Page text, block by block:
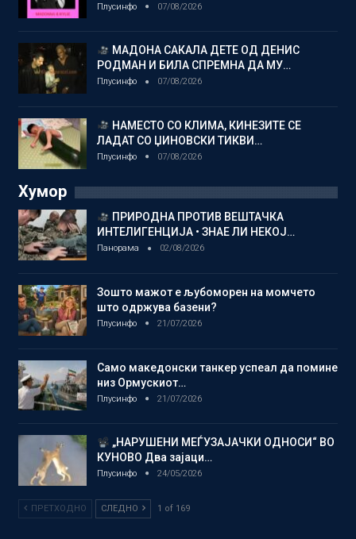
Плусинфо 07/08/2026
МАДОНА САКАЛА ДЕТЕ ОД ДЕНИС
РОДМАН И БИЛА СПРЕМНА ДА МУ…
Плусинфо 07/08/2026
НАМЕСТО СО КЛИМА, КИНЕЗИТЕ СЕ
ЛАДАТ СО ЏИНОВСКИ ТИКВИ…
Плусинфо 07/08/2026
Хумор
ПРИРОДНА ПРОТИВ ВЕШТАЧКА
ИНТЕЛИГЕНЦИЈА • ЗНАЕ ЛИ НЕКОЈ…
Панорама 02/08/2026
Зошто мажот е љубоморен на момчето
што одржува базени?
Плусинфо 21/07/2026
Само македонски танкер успеал да помине
низ Ормускиот…
Плусинфо 21/07/2026
„НАРУШЕНИ МЕЃУЗАЈАЧКИ ОДНОСИ“ ВО
КУНОВО Два зајаци…
Плусинфо 24/05/2026
ПРЕТХОДНО СЛЕДНО 1 of 169